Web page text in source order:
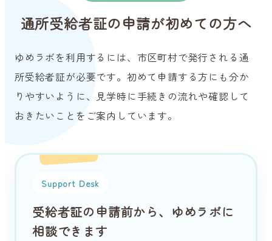
通所受給者証の申請が初めての方へ
ゆめラボを利用するには、市区町村で発行される通
所受給者証が必要です。初めて申請する方にも分か
りやすいように、見学時に手続きの流れや確認して
おきたいことをご案内しています。
Support Desk
受給者証の申請前から、ゆめラボに
相談できます